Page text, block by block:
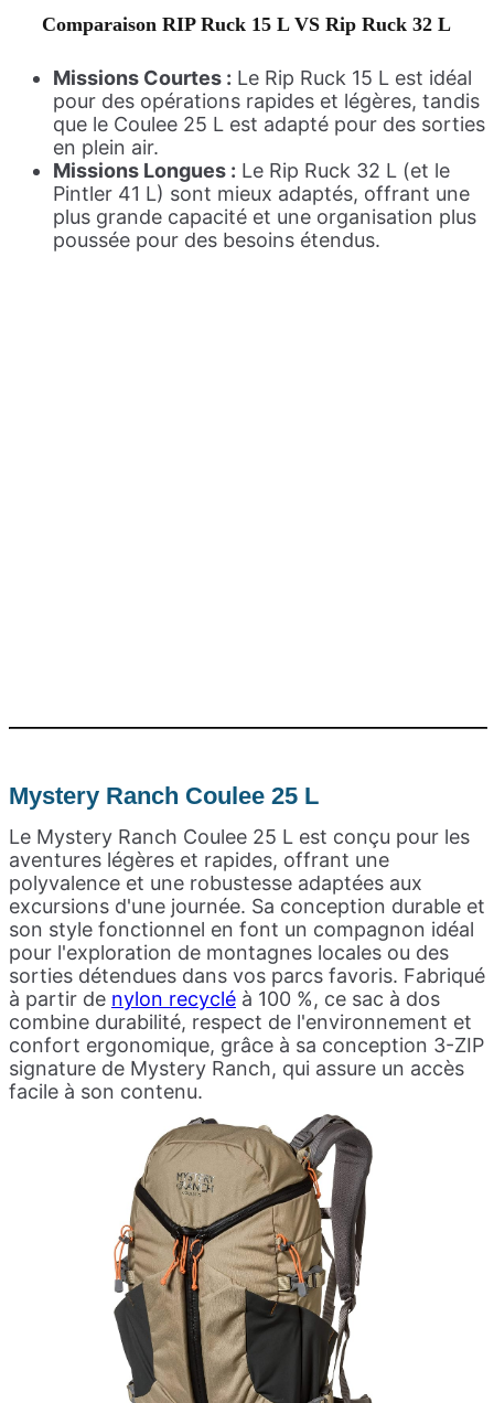
Comparaison RIP Ruck 15 L VS Rip Ruck 32 L
Missions Courtes : Le Rip Ruck 15 L est idéal
pour des opérations rapides et légères, tandis
que le Coulee 25 L est adapté pour des sorties
en plein air.
Missions Longues : Le Rip Ruck 32 L (et le
Pintler 41 L) sont mieux adaptés, offrant une
plus grande capacité et une organisation plus
poussée pour des besoins étendus.
Mystery Ranch Coulee 25 L
Le Mystery Ranch Coulee 25 L est conçu pour les
aventures légères et rapides, offrant une
polyvalence et une robustesse adaptées aux
excursions d'une journée. Sa conception durable et
son style fonctionnel en font un compagnon idéal
pour l'exploration de montagnes locales ou des
sorties détendues dans vos parcs favoris. Fabriqué
à partir de nylon recyclé à 100 %, ce sac à dos
combine durabilité, respect de l'environnement et
confort ergonomique, grâce à sa conception 3-ZIP
signature de Mystery Ranch, qui assure un accès
facile à son contenu.